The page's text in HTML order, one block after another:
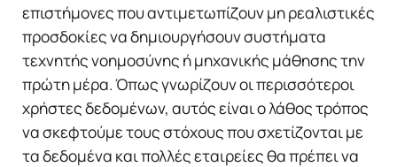
επιστήμονες που αντιμετωπίζουν μη ρεαλιστικές
προσδοκίες να δημιουργήσουν συστήματα
τεχνητής νοημοσύνης ή μηχανικής μάθησης την
πρώτη μέρα. Όπως γνωρίζουν οι περισσότεροι
χρήστες δεδομένων, αυτός είναι ο λάθος τρόπος
να σκεφτούμε τους στόχους που σχετίζονται με
τα δεδομένα και πολλές εταιρείες θα πρέπει να